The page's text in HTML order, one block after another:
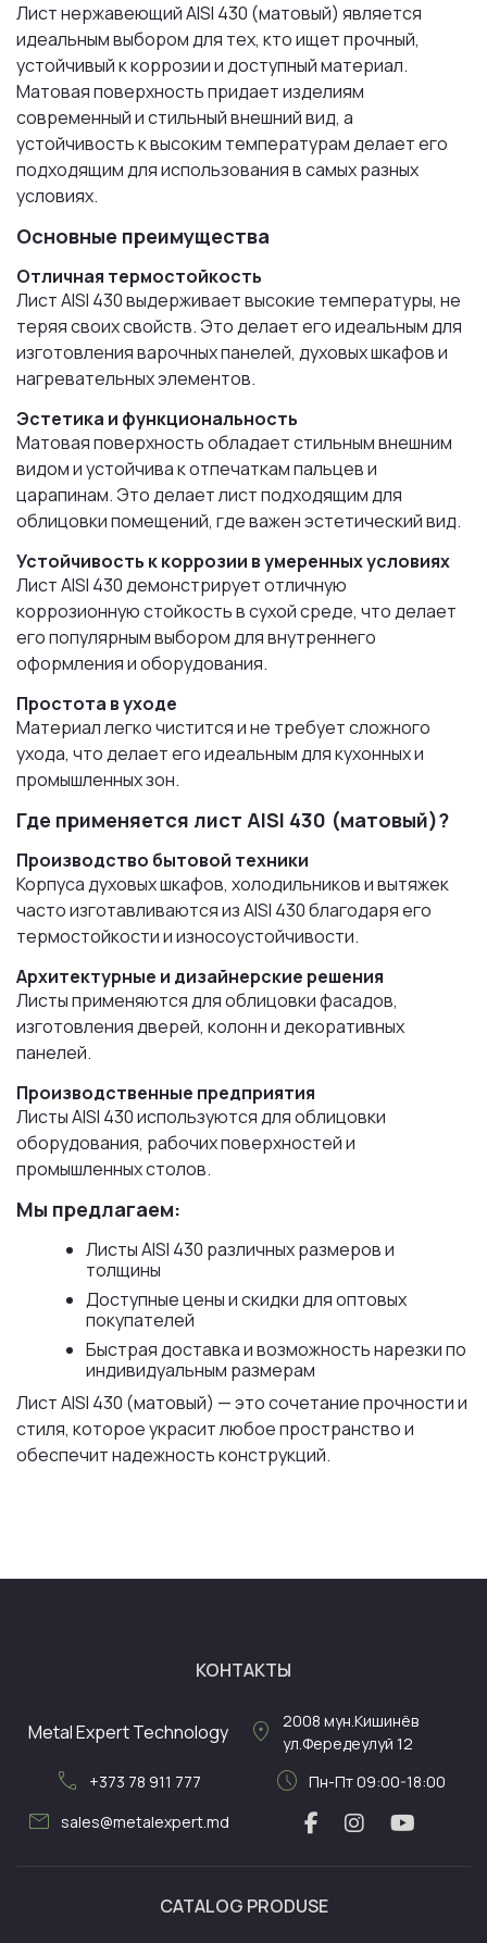
Лист нержавеющий AISI 430 (матовый) является
идеальным выбором для тех, кто ищет прочный,
устойчивый к коррозии и доступный материал.
Матовая поверхность придает изделиям
современный и стильный внешний вид, а
устойчивость к высоким температурам делает его
подходящим для использования в самых разных
условиях.
Основные преимущества
Отличная термостойкость
Лист AISI 430 выдерживает высокие температуры, не
теряя своих свойств. Это делает его идеальным для
изготовления варочных панелей, духовых шкафов и
нагревательных элементов.
Эстетика и функциональность
Матовая поверхность обладает стильным внешним
видом и устойчива к отпечаткам пальцев и
царапинам. Это делает лист подходящим для
облицовки помещений, где важен эстетический вид.
Устойчивость к коррозии в умеренных условиях
Лист AISI 430 демонстрирует отличную
коррозионную стойкость в сухой среде, что делает
его популярным выбором для внутреннего
оформления и оборудования.
Простота в уходе
Материал легко чистится и не требует сложного
ухода, что делает его идеальным для кухонных и
промышленных зон.
Где применяется лист AISI 430 (матовый)?
Производство бытовой техники
Корпуса духовых шкафов, холодильников и вытяжек
часто изготавливаются из AISI 430 благодаря его
термостойкости и износоустойчивости.
Архитектурные и дизайнерские решения
Листы применяются для облицовки фасадов,
изготовления дверей, колонн и декоративных
панелей.
Производственные предприятия
Листы AISI 430 используются для облицовки
оборудования, рабочих поверхностей и
промышленных столов.
Мы предлагаем:
Листы AISI 430 различных размеров и
толщины
Доступные цены и скидки для оптовых
покупателей
Быстрая доставка и возможность нарезки по
индивидуальным размерам
Лист AISI 430 (матовый) — это сочетание прочности и
стиля, которое украсит любое пространство и
обеспечит надежность конструкций.
КОНТАКТЫ
Metal Expert Technology location_on 2008 мун.Кишинёв
ул.Фередеулуй 12
call +373 78 911 777 schedule Пн-Пт 09:00-18:00
mail sales@metalexpert.md
CATALOG PRODUSE